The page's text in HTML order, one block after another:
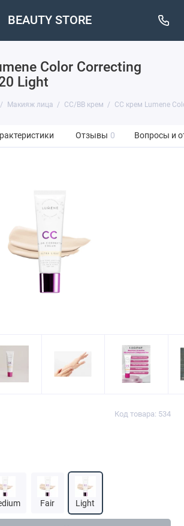
BEAUTY STORE
Color Correcting
Light
Макияж лица CC/BB крем CC крем Lumene
Отзывы 0 Вопросы и
Код товара: 534
Fair Light